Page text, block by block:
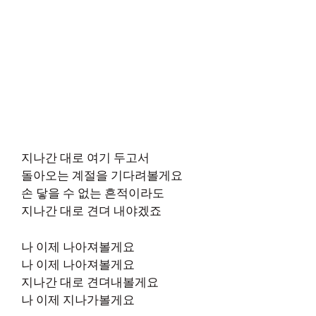
지나간 대로 여기 두고서
돌아오는 계절을 기다려볼게요
손 닿을 수 없는 흔적이라도
지나간 대로 견뎌 내야겠죠
나 이제 나아져볼게요
나 이제 나아져볼게요
지나간 대로 견뎌내볼게요
나 이제 지나가볼게요